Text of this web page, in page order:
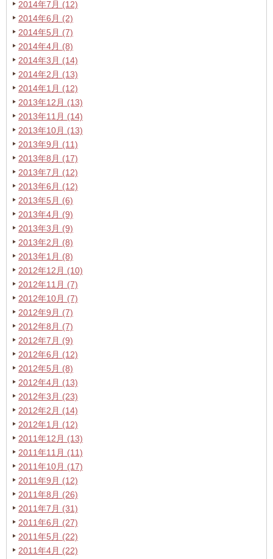
2014年7月 (12)
2014年6月 (2)
2014年5月 (7)
2014年4月 (8)
2014年3月 (14)
2014年2月 (13)
2014年1月 (12)
2013年12月 (13)
2013年11月 (14)
2013年10月 (13)
2013年9月 (11)
2013年8月 (17)
2013年7月 (12)
2013年6月 (12)
2013年5月 (6)
2013年4月 (9)
2013年3月 (9)
2013年2月 (8)
2013年1月 (8)
2012年12月 (10)
2012年11月 (7)
2012年10月 (7)
2012年9月 (7)
2012年8月 (7)
2012年7月 (9)
2012年6月 (12)
2012年5月 (8)
2012年4月 (13)
2012年3月 (23)
2012年2月 (14)
2012年1月 (12)
2011年12月 (13)
2011年11月 (11)
2011年10月 (17)
2011年9月 (12)
2011年8月 (26)
2011年7月 (31)
2011年6月 (27)
2011年5月 (22)
2011年4月 (22)